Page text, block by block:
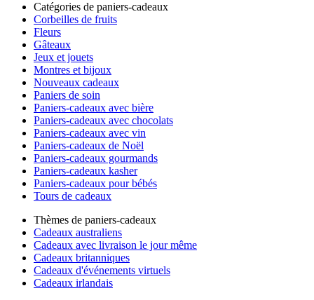
Catégories de paniers-cadeaux
Corbeilles de fruits
Fleurs
Gâteaux
Jeux et jouets
Montres et bijoux
Nouveaux cadeaux
Paniers de soin
Paniers-cadeaux avec bière
Paniers-cadeaux avec chocolats
Paniers-cadeaux avec vin
Paniers-cadeaux de Noël
Paniers-cadeaux gourmands
Paniers-cadeaux kasher
Paniers-cadeaux pour bébés
Tours de cadeaux
Thèmes de paniers-cadeaux
Cadeaux australiens
Cadeaux avec livraison le jour même
Cadeaux britanniques
Cadeaux d'événements virtuels
Cadeaux irlandais